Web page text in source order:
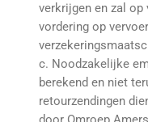
verkrijgen en zal op
vordering op
c. Noodzakelijke
berekend en niet
retourzendingen